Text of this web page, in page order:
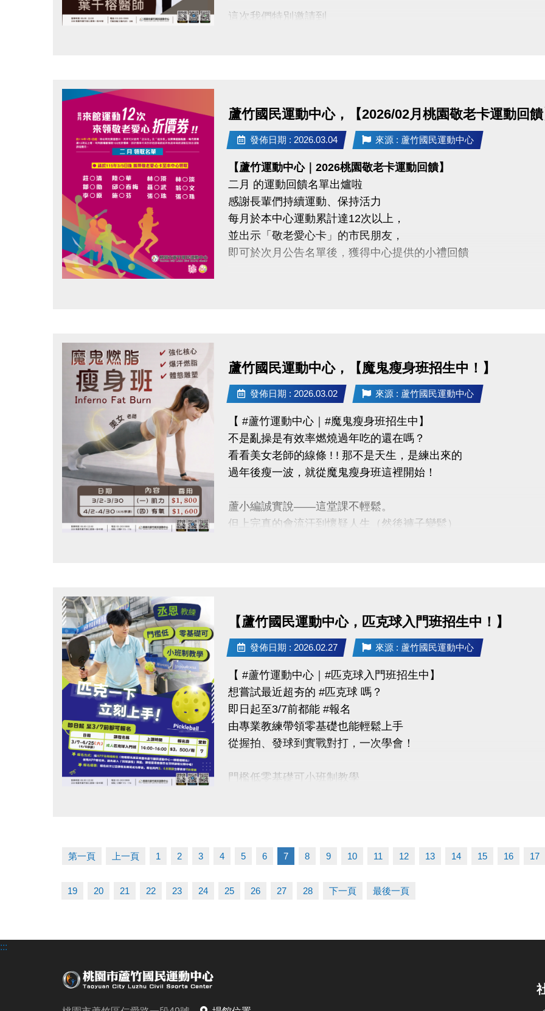
這次我們特別邀請到
- 中醫觀點下的熟齡變化
- 中醫日常調養方法大公開
- 實用六位保健教學
◆時間｜3/22 (日) 早上 10:00－11:00
◆地點｜蘆竹國民運動中心 3樓社區教室
◆洽詢專線｜03-2639066 #106
-
◆ 公益免費講座・限額30位
蘆竹國民運動中心，【2026/02月桃園敬老卡運動回
發佈日期 : 2026.03.04 來源 : 蘆竹國民運動中心
【蘆竹運動中心｜2026桃園敬老卡運動回饋】
二月 的運動回饋名單出爐啦
感謝長輩們持續運動、保持活力
每月於本中心運動累計達12次以上，
並出示「敬老愛心卡」的市民朋友，
即可於次月公告名單後，獲得中心提供的小禮回饋
持續運動不僅讓身體更健康，
還能感受滿滿的鼓勵與心意
連絡資訊
-洽詢專線：03-2639066 #112
-官網 : https://www.lzsports.com.tw/zh_TW/news/pageID/1/
-IG : @luzhusports
蘆竹國民運動中心，【魔鬼瘦身班招生中！】
發佈日期 : 2026.03.02 來源 : 蘆竹國民運動中心
【 #蘆竹運動中心｜#魔鬼瘦身班招生中】
不是亂操是有效率燃燒過年吃的還在嗎？
看看美女老師的線條 ! ! 那不是天生，是練出來的
過年後瘦一波，就從魔鬼瘦身班這裡開始！
蘆小編誠實說——這堂課不輕鬆。
但上完真的會流汗到懷疑人生（然後褲子變鬆）
◆4/2-4/30（四）有氧班 $1,600
◆上課地點｜蘆竹運動中心
◆名額有限｜額滿為止
連絡資訊
-洽詢專線：03-2639066 #111、112
-官網 : https://www.lzsports.com.tw/zh_TW/news/pageID/1/
-FB : 桃園市蘆竹國民運動中心
【蘆竹國民運動中心，匹克球入門班招生中！】
發佈日期 : 2026.02.27 來源 : 蘆竹國民運動中心
【 #蘆竹運動中心｜#匹克球入門班招生中】
想嘗試最近超夯的 #匹克球 嗎？
即日起至3/7前都能 #報名
由專業教練帶領零基礎也能輕鬆上手
從握拍、發球到實戰對打，一次學會！
門檻低零基礎可小班制教學
◆開課時間｜14:00－16:00
◆課程費用｜$3,500／期（一期7堂）
◆名額有限｜額滿為止
第一頁 上一頁 1 2 3 4 5 6 7 8 9 10 11 12 13 14 15 16 17
19 20 21 22 23 24 25 26 27 28 下一頁 最後一頁
:::